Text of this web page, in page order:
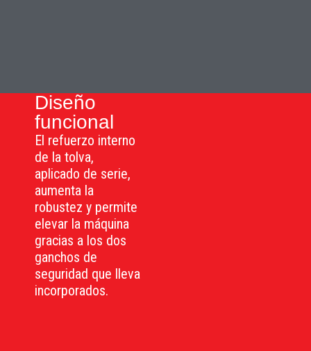
Diseño
funcional
El refuerzo interno
de la tolva,
aplicado de serie,
aumenta la
robustez y permite
elevar la máquina
gracias a los dos
ganchos de
seguridad que lleva
incorporados.